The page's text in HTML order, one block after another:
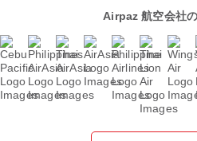
Airpaz 航空会社